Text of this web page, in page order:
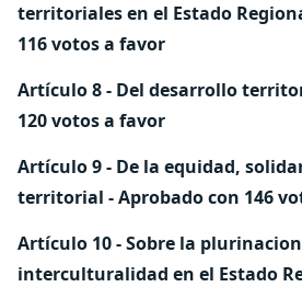
territoriales en el Estado
116 votos a favor
Artículo 8 - Del desarrollo
120 votos a favor
Artículo 9 - De la equidad,
territorial - Aprobado con 146
Artículo 10 - Sobre la
interculturalidad en el Estado